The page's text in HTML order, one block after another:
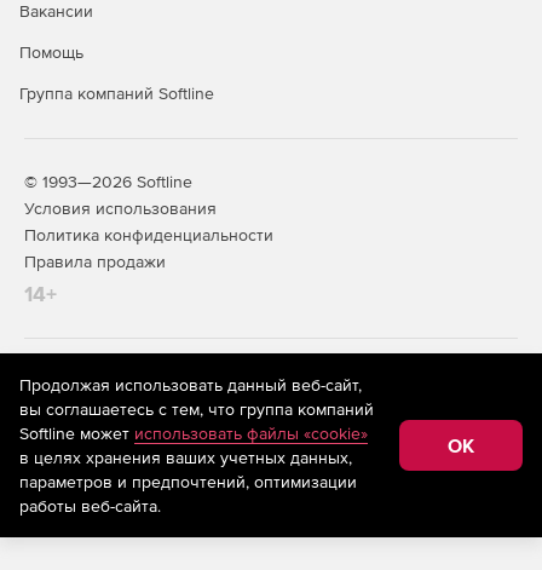
Вакансии
Помощь
Группа компаний Softline
© 1993—2026 Softline
Условия использования
Политика конфиденциальности
Правила продажи
14+
На информационном ресурсе store.softline.ru применяются
рекомендательные технологии
(информационные технологии
предоставления информации на основе сбора,
систематизации и анализа сведений, относящихся к
предпочтениям пользователей сети «Интернет»,
находящихся на территории Российской Федерации)
Продолжая использовать данный веб-сайт,
вы соглашаетесь с тем, что группа компаний
Softline может использовать файлы «cookie»
в целях хранения ваших учетных данных,
параметров и предпочтений, оптимизации
работы веб-сайта.
OK